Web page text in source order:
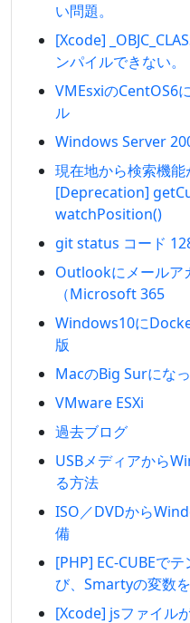
い問題。
[Xcode]
ンパイルできない。
VMEsxiのCentOS6
ル
Windows Server
現在地から検索機
[Deprecation]
watchPosition()
git status コード
Outlookにメールア
（Microsoft 365
Windows10に
版
MacのBig Surにな
VMware ESXi
過去ブログ
USBメディアから
る方法
ISO／DVDから
備
[PHP] EC-CUBEで
び、Smartyの変数を
[Xcode] jsファイル